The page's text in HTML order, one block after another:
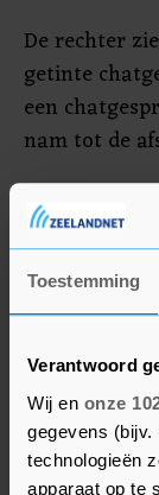
Toestemming
Verantwoord
Wij en onze
gegevens (bijv.
technologieën
apparaat op te
De rechter
getinte
een
nam tot de
Het
dertig
kampt hij
groot. Een
is daarom
voorwaarde